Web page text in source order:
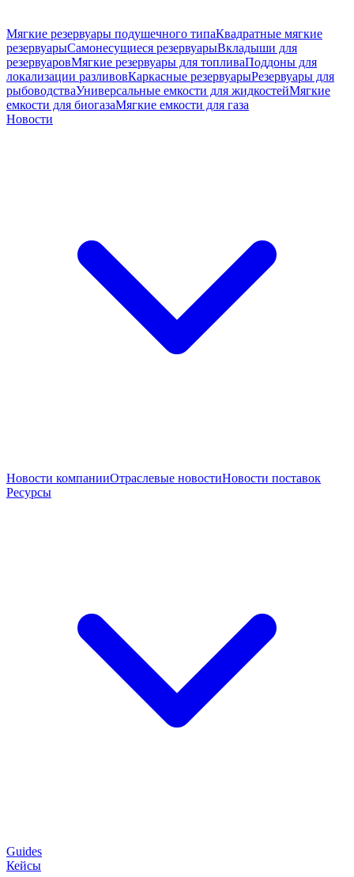
Мягкие резервуары подушечного типаКвадратные мягкие
резервуарыСамонесущиеся резервуарыВкладыши для
резервуаровМягкие резервуары для топливаПоддоны для
локализации разливовКаркасные резервуарыРезервуары для
рыбоводстваУниверсальные емкости для жидкостейМягкие
емкости для биогазаМягкие емкости для газа
Новости
Новости компанииОтраслевые новостиНовости поставок
Ресурсы
Guides
Кейсы